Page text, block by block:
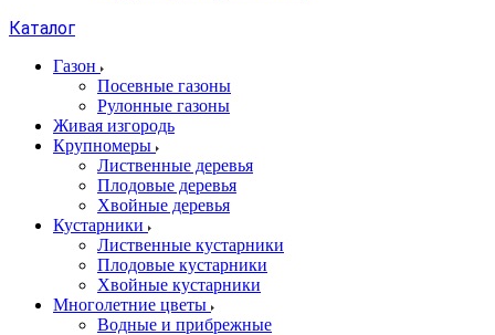
Каталог
Газон
Посевные газоны
Рулонные газоны
Живая изгородь
Крупномеры
Лиственные деревья
Плодовые деревья
Хвойные деревья
Кустарники
Лиственные кустарники
Плодовые кустарники
Хвойные кустарники
Многолетние цветы
Водные и прибрежные